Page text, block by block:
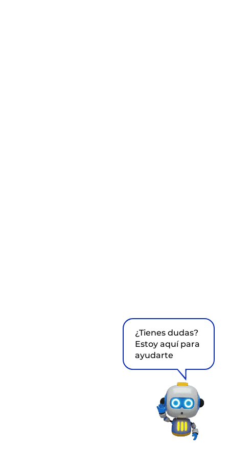
¿Tienes dudas?
Estoy aquí para
ayudarte